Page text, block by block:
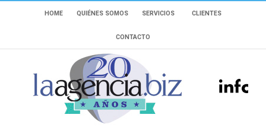
HOME QUIÉNES SOMOS SERVICIOS CLIENTES
CONTACTO